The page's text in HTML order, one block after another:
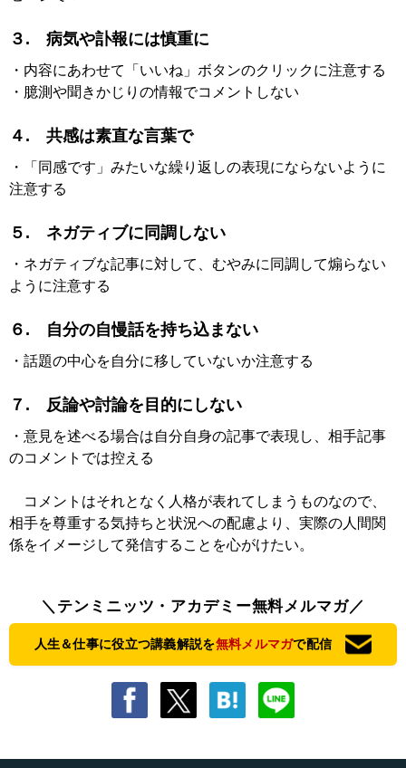
３. 病気や訃報には慎重に
・内容にあわせて「いいね」ボタンのクリックに注意する
・臆測や聞きかじりの情報でコメントしない
４. 共感は素直な言葉で
・「同感です」みたいな繰り返しの表現にならないように
注意する
５. ネガティブに同調しない
・ネガティブな記事に対して、むやみに同調して煽らない
ように注意する
６. 自分の自慢話を持ち込まない
・話題の中心を自分に移していないか注意する
７. 反論や討論を目的にしない
・意見を述べる場合は自分自身の記事で表現し、相手記事
のコメントでは控える
コメントはそれとなく人格が表れてしまうものなので、
相手を尊重する気持ちと状況への配慮より、実際の人間関
係をイメージして発信することを心がけたい。
＼テンミニッツ・アカデミー無料メルマガ／
人生＆仕事に役立つ講義解説を無料メルマガで配信